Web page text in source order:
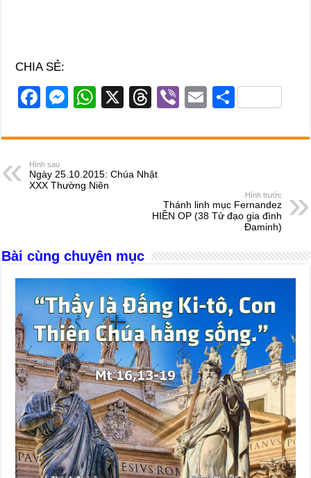
CHIA SẺ:
F
c
e
b
k
M
ss
n
W
at
A
X
T
e
d
s
Vi
er
E
ail
S
ar
Hình sau
Ngày 25.10.2015: Chúa Nhật
XXX Thường Niên
Hình trước
Thánh linh mục Fernandez
HIỀN OP (38 Tử đạo gia đình
Đaminh)
Bài cùng chuyên mục